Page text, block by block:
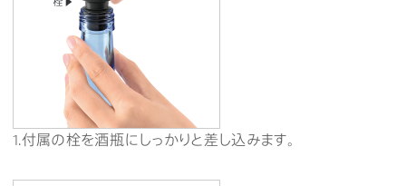
1.付属の栓を酒瓶にしっかりと差し込みます。